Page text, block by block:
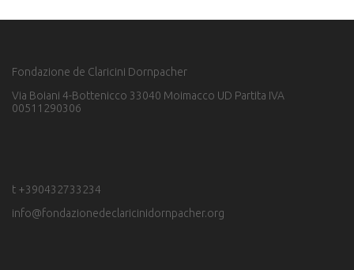
Fondazione de Claricini Dornpacher
Via Boiani 4-Bottenicco 33040 Moimacco UD Partita IVA
00511290306
t +390432733234
info@fondazionedeclaricinidornpacher.org